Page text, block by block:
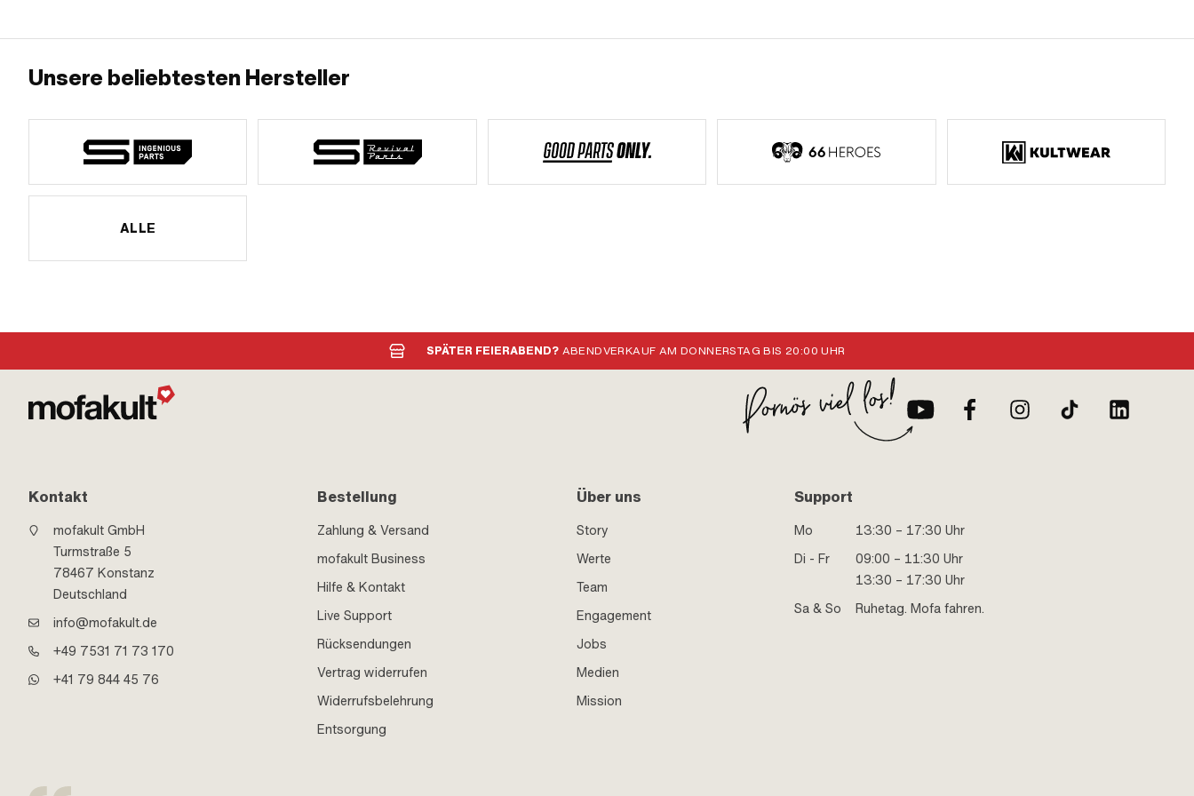
Unsere beliebtesten Hersteller
ALLE
SPÄTER FEIERABEND? ABENDVERKAUF AM DONNERSTAG BIS 20:00 UHR
Kontakt
mofakult GmbH
Turmstraße 5
78467 Konstanz
Deutschland
info@mofakult.de
+49 7531 71 73 170
+41 79 844 45 76
Bestellung
Zahlung & Versand
mofakult Business
Hilfe & Kontakt
Live Support
Rücksendungen
Vertrag widerrufen
Widerrufsbelehrung
Entsorgung
Über uns
Story
Werte
Team
Engagement
Jobs
Medien
Mission
Support
Mo
13:30 – 17:30 Uhr
Di - Fr
09:00 – 11:30 Uhr
13:30 – 17:30 Uhr
Sa & So
Ruhetag. Mofa fahren.